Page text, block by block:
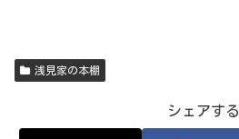
浅見家の本棚
シェアする